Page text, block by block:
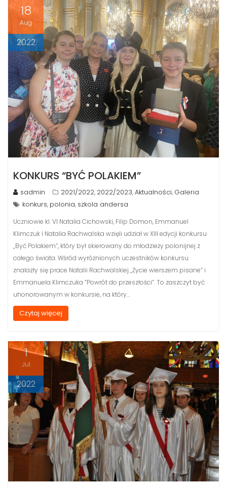
18
Aug
2022
KONKURS “BYĆ POLAKIEM”
sadmin 2021/2022, 2022/2023,Aktualności, Galeria
konkurs, polonia, szkola andersa
Uczniowie kl. VI Natalia Cichowski, Filip Domon, Emmanuel
Klimczuk i Natalia Rachwalska wzięli udział w XIII edycji konkursu
„Być Polakiem”, który był skierowany do młodzieży polonijnej z
całego świata. Wśród wyróżnionych uczestników konkursu
znalazły się prace Natalii Rachwalskiej „Życie wierszem pisane” i
Emmanuela Klimczuka ”Powrót do przeszłości”. To zaszczyt być
uhonorowanym w konkursie, na który…
Czytaj więcej
1
Jul
2022